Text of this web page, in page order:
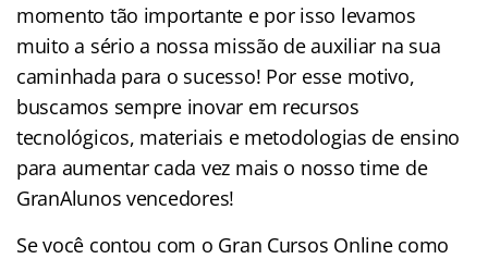
momento tão importante e por isso levamos
muito a sério a nossa missão de auxiliar na sua
caminhada para o sucesso! Por esse motivo,
buscamos sempre inovar em recursos
tecnológicos, materiais e metodologias de ensino
para aumentar cada vez mais o nosso time de
GranAlunos vencedores!
Se você contou com o Gran Cursos Online como